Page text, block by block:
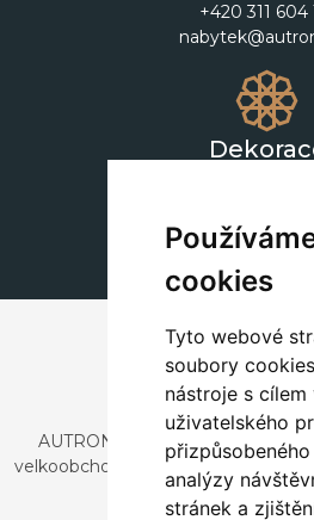
cookies
Tyto webové
soubory
nástroje s cílem
uživatelského
analýzy
stránek a
+420 311 604
AUTRONIC, s.r.o. je společnost
velkoobchodním prodejem
a dekorací.